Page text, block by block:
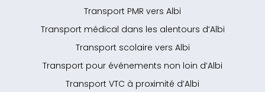
Transport PMR vers Albi
Transport médical dans les alentours d’Albi
Transport scolaire vers Albi
Transport pour événements non loin d’Albi
Transport VTC à proximité d’Albi